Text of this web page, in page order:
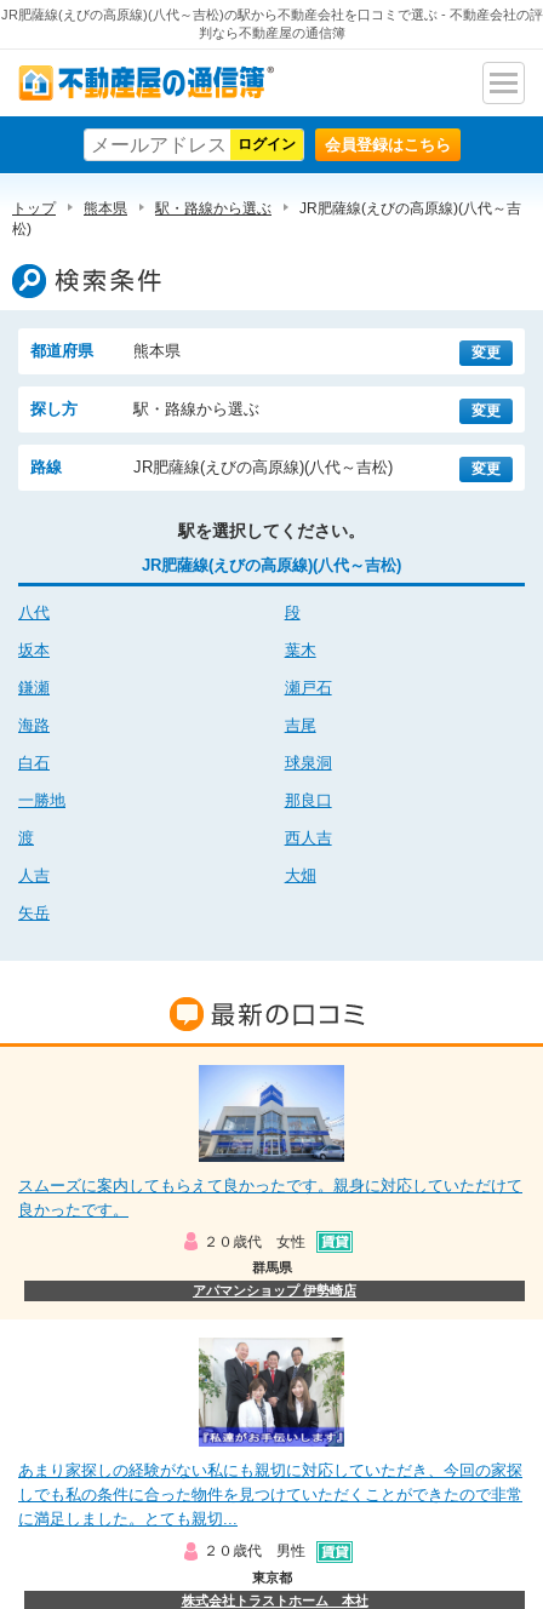
JR肥薩線(えびの高原線)(八代～吉松)の駅から不動産会社を口コミで選ぶ - 不動産会社の評
判なら不動産屋の通信簿
不動産屋の通信簿
ナビ
ン
会員登録はこちら
トップ 熊本県 駅・路線から選ぶ
JR肥薩線(えびの高原線)(八代～吉
松)
検索条件
都道府県 熊本県 変更
探し方 駅・路線から選ぶ 変更
路線 JR肥薩線(えびの高原線)(八代～吉松) 変更
駅を選択してください。
JR肥薩線(えびの高原線)(八代～吉松)
八代 段
坂本 葉木
鎌瀬 瀬戸石
海路 吉尾
白石 球泉洞
一勝地 那良口
渡 西人吉
人吉 大畑
矢岳
スムーズに案内してもらえて良かったです。親身に対応していただけて
良かったです。
２０歳代 女性
群馬県
アパマンショップ 伊勢崎店
あまり家探しの経験がない私にも親切に対応していただき、今回の家探
しでも私の条件に合った物件を見つけていただくことができたので非常
に満足しました。とても親切...
２０歳代 男性
東京都
株式会社トラストホーム 本社